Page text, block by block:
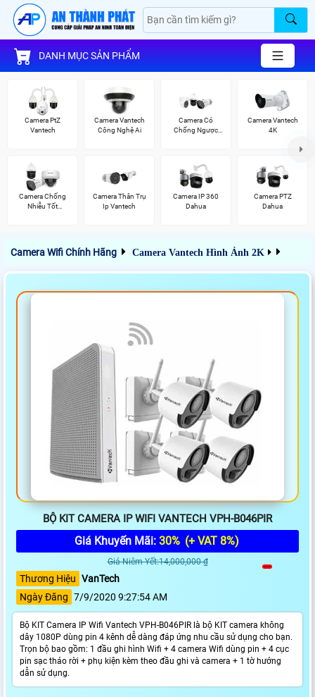
DANH MỤC SẢN PHẨM
Camera PtZ
Vantech
Camera Vantech
Công Nghệ Ai
Camera Có
Chống Ngược
Camera Vantech
4K
Camera Chống
Nhiễu Tốt
Camera Thân Trụ
Ip Vantech
Camera IP 360
Dahua
Camera PTZ
Dahua
Camera Wifi Chính Hãng Camera Vantech Hình Ảnh 2K
BỘ KIT CAMERA IP WIFI VANTECH VPH-B046PIR
Giá Khuyến Mãi: 30% (+ VAT 8%)
Giá Niêm Yết:14,000,000 ₫
Thương Hiệu VanTech
Ngày Đăng 7/9/2020 9:27:54 AM
Bộ KIT Camera IP Wifi Vantech VPH-B046PIR là bộ KIT camera không
dây 1080P dùng pin 4 kênh dễ dàng đáp ứng nhu cầu sử dụng cho bạn.
Trọn bộ bao gồm: 1 đầu ghi hình Wifi + 4 camera Wifi dùng pin + 4 cục
pin sạc tháo rời + phụ kiện kèm theo đầu ghi và camera + 1 tờ hướng
dẫn sử dụng.